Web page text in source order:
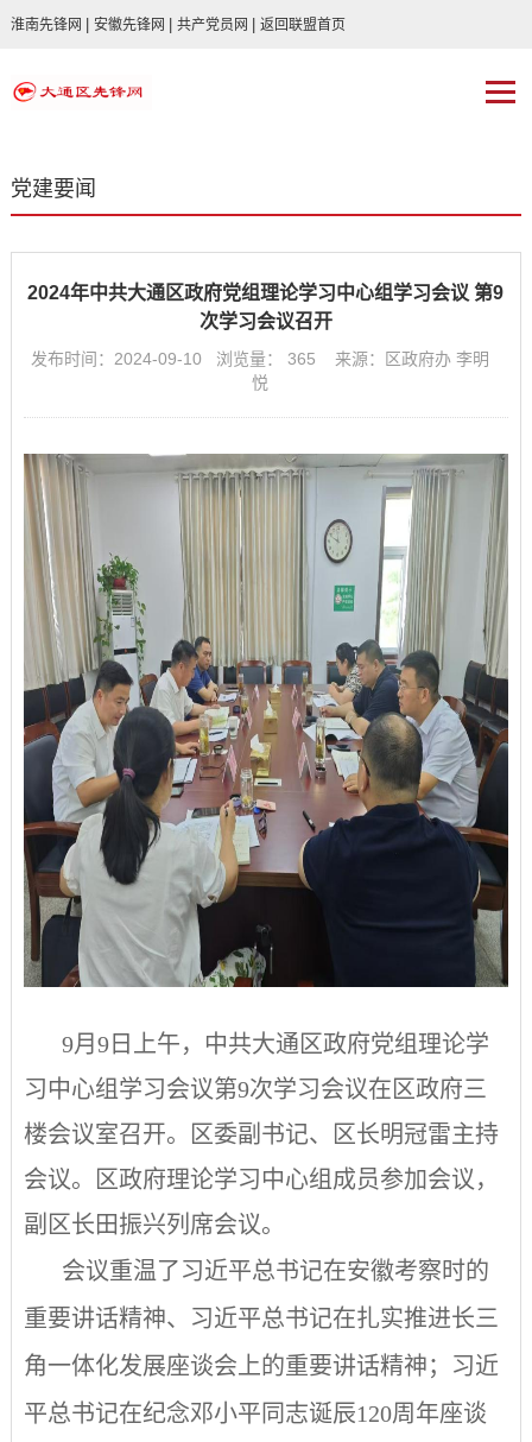
淮南先锋网 安徽先锋网 共产党员网 返回联盟首页
党建要闻
2024年中共大通区政府党组理论学习中心组学习会议 第9
次学习会议召开
发布时间：2024-09-10 浏览量： 365 来源：区政府办 李明
悦
9月 9日上午， 中共大通区政府党组理论学
习中心组学习会议第9次学习会议在区政府三
楼会议室召开。区委副书记、区长明冠雷主持
会议。区政府理论学习中心组成员参加会议，
副区长田振兴列席会议。
会议重温了习近平总书记在安徽考察时的
重要讲话精神、习近平总书记在扎实推进长三
角一体化发展座谈会上的重要讲话精神； 习近
平总书记在纪念邓小平同志诞辰120周年座谈